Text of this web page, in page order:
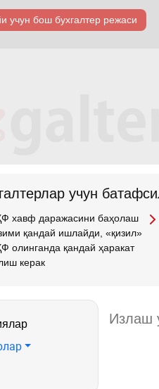
учун бош бухгалтер режаси
учун
хавф даражасини баҳолаш
қандай ишлайди, «қизил»
олинганда қандай ҳаракат
керак